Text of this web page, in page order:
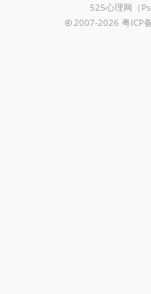
525心理网（
©2007-2026 粤ICP